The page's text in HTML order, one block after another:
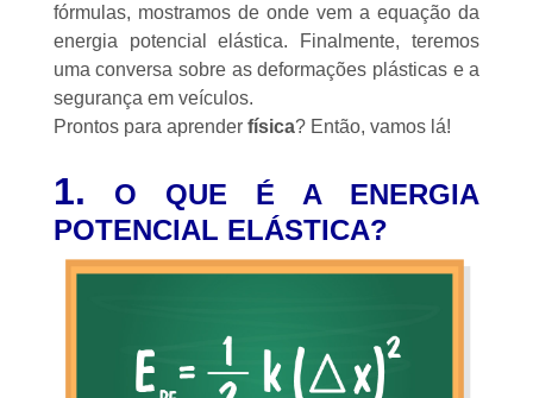
fórmulas, mostramos de onde vem a equação da
energia potencial elástica. Finalmente, teremos
uma conversa sobre as deformações plásticas e a
segurança em veículos.
Prontos para aprender física? Então, vamos lá!
1. O QUE É A ENERGIA
POTENCIAL ELÁSTICA?